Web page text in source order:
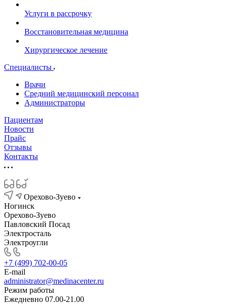
Услуги в рассрочку
Восстановительная медицина
Хирургическое лечение
Специалисты
Врачи
Средний медицинский персонал
Администраторы
Пациентам
Новости
Прайс
Отзывы
Контакты
Орехово-Зуево
Ногинск
Орехово-Зуево
Павловский Посад
Электросталь
Электроугли
+7 (499) 702-00-05
E-mail
administrator@medinacenter.ru
Режим работы
Ежедневно 07.00-21.00